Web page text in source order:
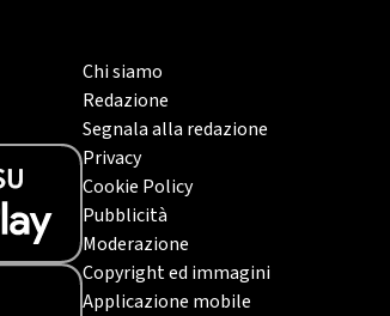
Chi siamo
Redazione
Segnala alla redazione
Privacy
Cookie Policy
Pubblicità
Moderazione
Copyright ed immagini
Applicazione mobile